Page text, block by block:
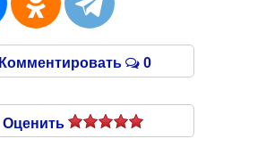
Комментировать 0
Оценить